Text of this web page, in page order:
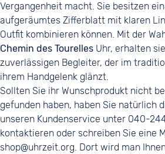
Vergangenheit macht. Sie besitzen
aufgeräumtes Zifferblatt mit klaren
Outfit kombinieren können. Mit der
Chemin des Tourelles Uhr, erhalten
zuverlässigen Begleiter, der im
ihrem Handgelenk glänzt.
Sollten Sie ihr Wunschprodukt nicht
gefunden haben, haben Sie natürlich
unseren Kundenservice unter 040-
kontaktieren oder schreiben Sie eine
shop@uhrzeit.org. Dort wird man